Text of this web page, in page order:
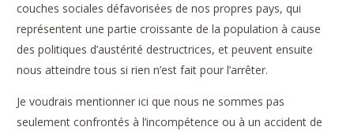
couches sociales défavorisées de nos propres pays, qui
représentent une partie croissante de la population à cause
des politiques d’austérité destructrices, et peuvent ensuite
nous atteindre tous si rien n’est fait pour l’arrêter.
Je voudrais mentionner ici que nous ne sommes pas
seulement confrontés à l’incompétence ou à un accident de